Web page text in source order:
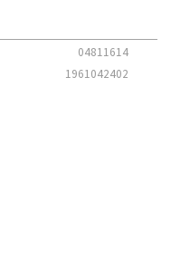
04811614
1961042402